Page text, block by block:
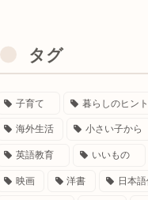
タグ
子育て 暮らしのヒント
海外生活 小さい子から
英語教育 いいもの
映画 洋書 日本